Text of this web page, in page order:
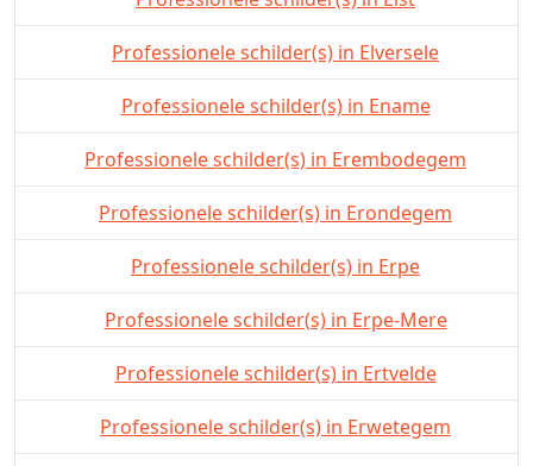
Professionele schilder(s) in Elversele
Professionele schilder(s) in Ename
Professionele schilder(s) in Erembodegem
Professionele schilder(s) in Erondegem
Professionele schilder(s) in Erpe
Professionele schilder(s) in Erpe-Mere
Professionele schilder(s) in Ertvelde
Professionele schilder(s) in Erwetegem